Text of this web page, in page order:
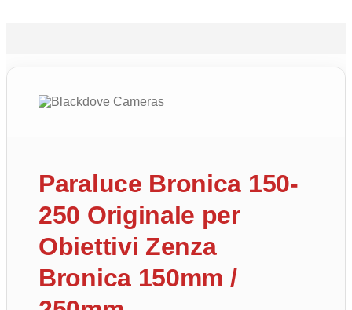
Paraluce Bronica 150-
250 Originale per
Obiettivi Zenza
Bronica 150mm /